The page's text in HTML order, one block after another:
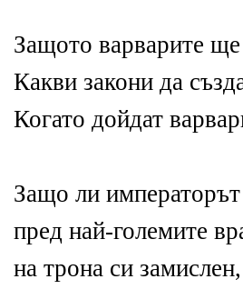
Защото варварите
Какви закони да
Когато дойдат
Защо ли императорът
пред най-големите
на трона си